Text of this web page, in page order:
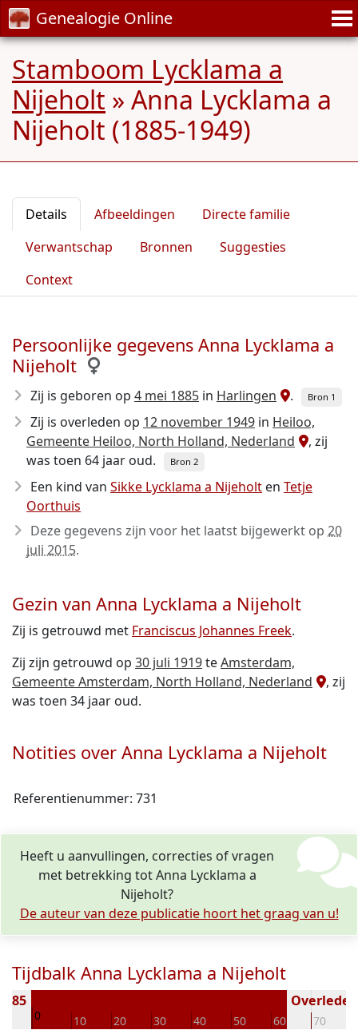
Genealogie Online
Stamboom Lycklama a
Nijeholt » Anna Lycklama a
Nijeholt (1885-1949)
Details Afbeeldingen
Directe familie
Verwantschap
Bronnen
Suggesties
Context
Persoonlijke gegevens Anna Lycklama a
Nijeholt
Zij is geboren op 4 mei 1885 in Harlingen . Bron 1
Zij is overleden op 12 november 1949 in Heiloo,
Gemeente Heiloo, North Holland, Nederland
, zij
was toen 64 jaar oud.
Bron 2
Een kind van Sikke Lycklama a Nijeholt en Tetje
Oorthuis
Deze gegevens zijn voor het laatst bijgewerkt op 20
juli 2015.
Gezin van Anna Lycklama a Nijeholt
Zij is getrouwd met Franciscus Johannes Freek.
Zij zijn getrouwd op 30 juli 1919teAmsterdam,
Gemeente Amsterdam, North Holland, Nederland
, zij
was toen 34 jaar oud.
Notities over Anna Lycklama a Nijeholt
Referentienummer: 731
Heeft u aanvullingen, correcties of vragen
met betrekking tot Anna Lycklama a
Nijeholt?
De auteur van deze publicatie hoort het graag van u!
Tijdbalk Anna Lycklama a Nijeholt
0 10 20 30 40 50 60 70